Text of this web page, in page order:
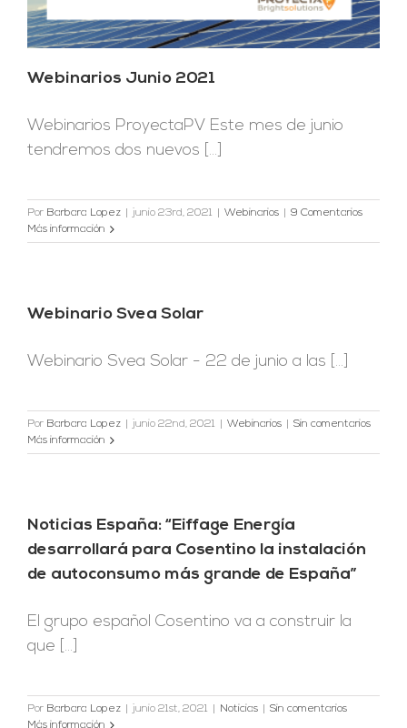
Webinarios Junio 2021
Webinarios ProyectaPV Este mes de junio
tendremos dos nuevos [...]
Por Barbara Lopez junio 23rd, 2021 Webinarios
9 Comentarios
Más información
Webinario Svea Solar
Webinario Svea Solar - 22 de junio a las [...]
Por Barbara Lopez junio 22nd, 2021 Webinarios
Sin comentarios
Más información
Noticias España: “Eiffage Energía
desarrollará para Cosentino la instalación
de autoconsumo más grande de España”
El grupo español Cosentino va a construir la
que [...]
Por Barbara Lopez junio 21st, 2021 Noticias
Sin comentarios
Más información